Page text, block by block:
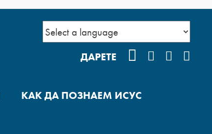
ДАРЕТЕ FACEBOOK
КАК ДА ПОЗНАЕМ ИСУС